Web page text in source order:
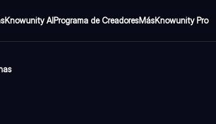
Knowunity AIPrograma de CreadoresMásKnowunity Pro